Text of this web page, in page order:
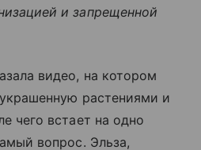
и запрещенной
видео, на котором
растениями и
чего встает на одно
вопрос. Эльза,